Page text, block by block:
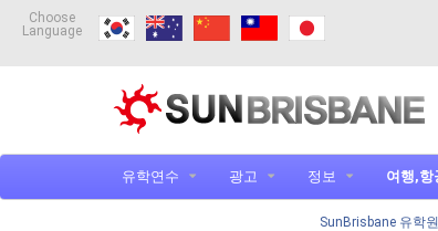
Choose
Language
유학연수 광고 정보 여행,항
SunBrisbane 유학